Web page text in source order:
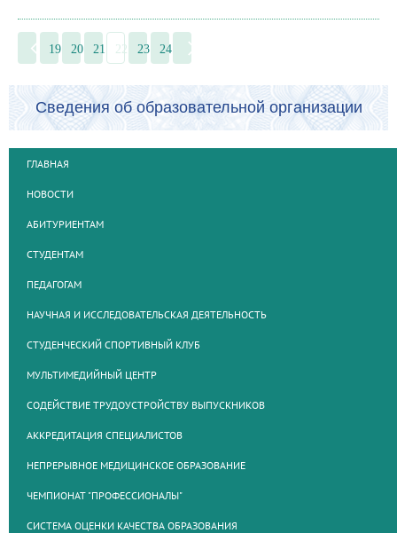
19 20 21 22 23 24
Сведения об образовательной организации
ГЛАВНАЯ
НОВОСТИ
АБИТУРИЕНТАМ
СТУДЕНТАМ
ПЕДАГОГАМ
НАУЧНАЯ И ИССЛЕДОВАТЕЛЬСКАЯ ДЕЯТЕЛЬНОСТЬ
СТУДЕНЧЕСКИЙ СПОРТИВНЫЙ КЛУБ
МУЛЬТИМЕДИЙНЫЙ ЦЕНТР
СОДЕЙСТВИЕ ТРУДОУСТРОЙСТВУ ВЫПУСКНИКОВ
АККРЕДИТАЦИЯ СПЕЦИАЛИСТОВ
НЕПРЕРЫВНОЕ МЕДИЦИНСКОЕ ОБРАЗОВАНИЕ
ЧЕМПИОНАТ "ПРОФЕССИОНАЛЫ"
СИСТЕМА ОЦЕНКИ КАЧЕСТВА ОБРАЗОВАНИЯ